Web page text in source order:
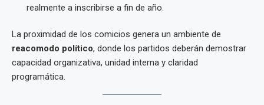
realmente a inscribirse a fin de año.
La proximidad de los comicios genera un ambiente de
reacomodo político, donde los partidos deberán demostrar
capacidad organizativa, unidad interna y claridad
programática.